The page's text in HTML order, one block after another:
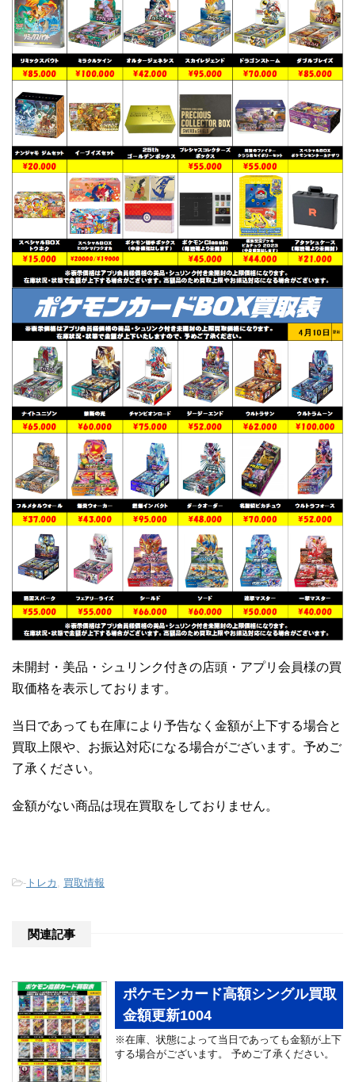
未開封・美品・シュリンク付きの店頭・アプリ会員様の買
取価格を表示しております。
当日であっても在庫により予告なく金額が上下する場合と
買取上限や、お振込対応になる場合がございます。予めご
了承ください。
金額がない商品は現在買取をしておりません。
- トレカ , 買取情報
関連記事
ポケモンカード高額シングル買取
金額更新1004
※在庫、状態によって当日であっても金額が上下
する場合がございます。 予めご了承ください。